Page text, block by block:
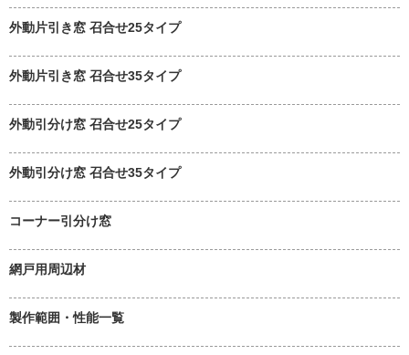
外動片引き窓 召合せ25タイプ
外動片引き窓 召合せ35タイプ
外動引分け窓 召合せ25タイプ
外動引分け窓 召合せ35タイプ
コーナー引分け窓
網戸用周辺材
製作範囲・性能一覧